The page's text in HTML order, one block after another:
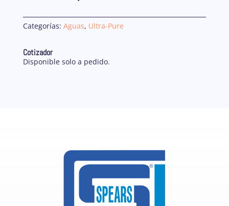
Categorías: Aguas, Ultra-Pure
Cotizador
Disponible solo a pedido.